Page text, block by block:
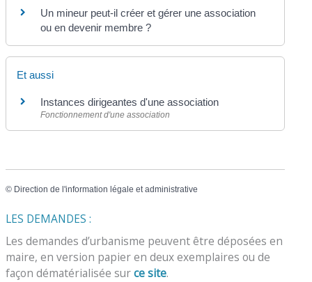
Un mineur peut-il créer et gérer une association
ou en devenir membre ?
Et aussi
Instances dirigeantes d'une association
Fonctionnement d'une association
© Direction de l'information légale et administrative
LES DEMANDES :
Les demandes d’urbanisme peuvent être déposées en
maire, en version papier en deux exemplaires ou de
façon dématérialisée surce site.